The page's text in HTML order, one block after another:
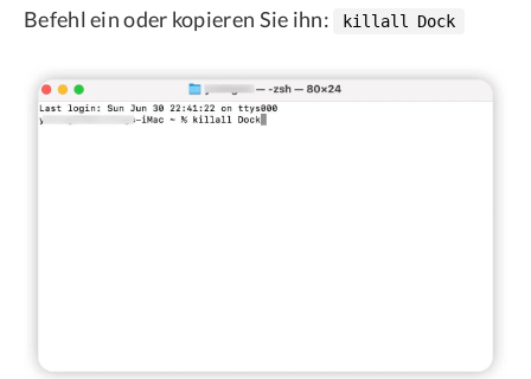
Befehl ein oder kopieren Sie ihn: killall Dock